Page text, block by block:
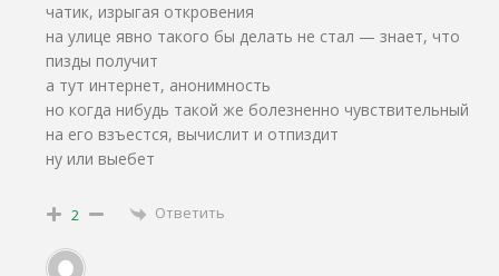
чатик, изрыгая откровения
на улице явно такого бы делать не стал — знает, что
пизды получит
а тут интернет, анонимность
но когда нибудь такой же болезненно чувствительный
на его взъестся, вычислит и отпиздит
ну или выебет
2 Ответить